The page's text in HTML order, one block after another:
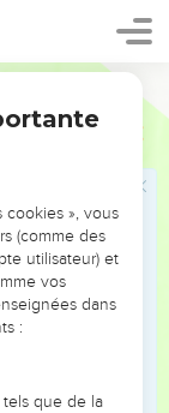
garde à ce que
qui se
environ
qui l'avaient
du
: il périt aussi,
plus de ces
ou cette
la détruire. Ne
cookies », vous
(comme des
utilisateur) et
vos
dans
:
tels que de la